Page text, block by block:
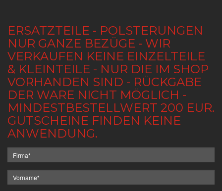
ERSATZTEILE - POLSTERUNGEN
NUR GANZE BEZÜGE - WIR
VERKAUFEN KEINE EINZELTEILE
& KLEINTEILE - NUR DIE IM SHOP
VORHANDEN SIND - RÜCKGABE
DER WARE NICHT MÖGLICH -
MINDESTBESTELLWERT 200 EUR.
GUTSCHEINE FINDEN KEINE
ANWENDUNG.